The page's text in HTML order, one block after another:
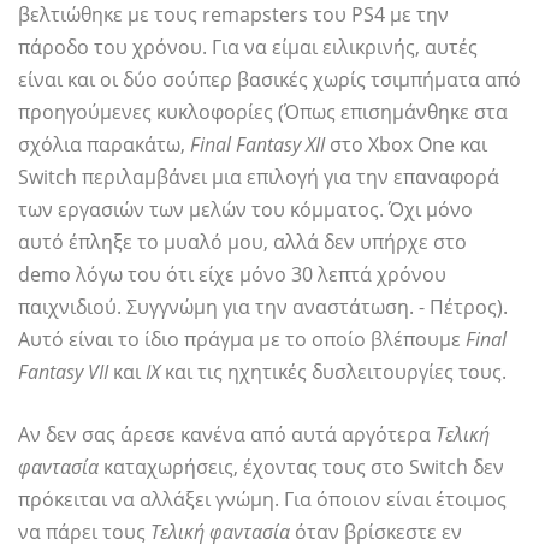
βελτιώθηκε με τους remapsters του PS4 με την
πάροδο του χρόνου. Για να είμαι ειλικρινής, αυτές
είναι και οι δύο σούπερ βασικές χωρίς τσιμπήματα από
προηγούμενες κυκλοφορίες (Όπως επισημάνθηκε στα
σχόλια παρακάτω, Final Fantasy XIIστο Xbox One και
Switch περιλαμβάνει μια επιλογή για την επαναφορά
των εργασιών των μελών του κόμματος. Όχι μόνο
αυτό έπληξε το μυαλό μου, αλλά δεν υπήρχε στο
demo λόγω του ότι είχε μόνο 30 λεπτά χρόνου
παιχνιδιού. Συγγνώμη για την αναστάτωση. - Πέτρος).
Αυτό είναι το ίδιο πράγμα με το οποίο βλέπουμε Final
Fantasy VIIκαιIXκαι τις ηχητικές δυσλειτουργίες τους.
Αν δεν σας άρεσε κανένα από αυτά αργότερα Τελική
φαντασία καταχωρήσεις, έχοντας τους στο Switch δεν
πρόκειται να αλλάξει γνώμη. Για όποιον είναι έτοιμος
να πάρει τους Τελική φαντασία όταν βρίσκεστε εν